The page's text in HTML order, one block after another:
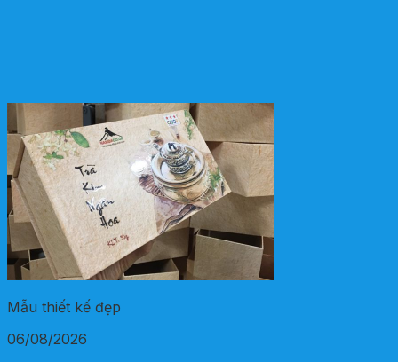
Mẫu thiết kế đẹp
06/08/2026